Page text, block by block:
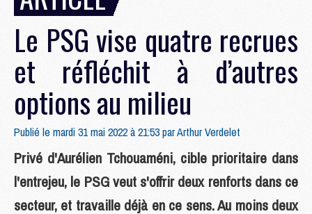
Le PSG vise quatre recrues
et réfléchit à d’autres
options au milieu
Publié le mardi 31 mai 2022 à 21:53 parArthur Verdelet
Privé d'Aurélien Tchouaméni, cible prioritaire dans
l'entrejeu, le PSG veut s'offrir deux renforts dans ce
secteur, et travaille déjà en ce sens. Au moins deux